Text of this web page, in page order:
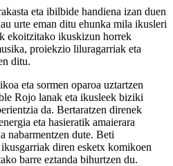
eta ibilbide handiena izan duen
urte eman ditu ehunka mila ikusleri
ekoitzitako ikuskizun horrek
proiekzio liluragarriak eta
ditu.
eta sormen oparoa uztartzen
Rojo lanak eta ikusleek biziki
da. Bertaratzen direnek
eta hasieratik amaierara
nabarmentzen dute. Beti
diren esketx komikoen
barre eztanda bihurtzen du.